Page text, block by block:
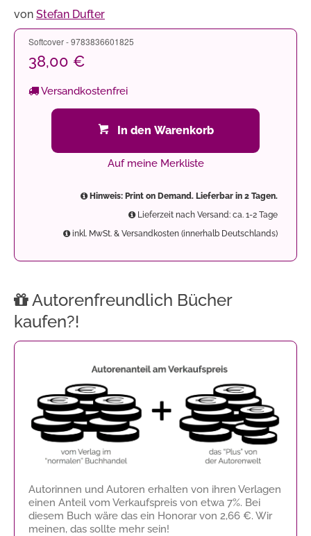
von Stefan Dufter
Softcover - 9783836601825
38,00 €
Versandkostenfrei
In den Warenkorb
Auf meine Merkliste
Hinweis: Print on Demand. Lieferbar in 2 Tagen.
Lieferzeit nach Versand: ca. 1-2 Tage
inkl. MwSt. & Versandkosten (innerhalb Deutschlands)
Autorenfreundlich Bücher
kaufen?!
Autorinnen und Autoren erhalten von ihren Verlagen
einen Anteil vom Verkaufspreis von etwa 7%. Bei
diesem Buch wäre das ein Honorar von 2,66 €. Wir
meinen, das sollte mehr sein!